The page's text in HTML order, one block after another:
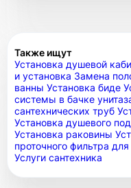
Также ищут
Установка душевой
и установка Замена
ванны Установка биде
системы в бачке
сантехнических труб
Установка душевого
Установка раковины
проточного фильтра
Услуги сантехника